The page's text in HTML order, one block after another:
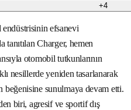
+4
efsanevi
Charger, hemen
otomobil tutkunlarının
nesillerde yeniden tasarlanarak
sunulmaya devam etti.
biri, agresif ve sportif dış